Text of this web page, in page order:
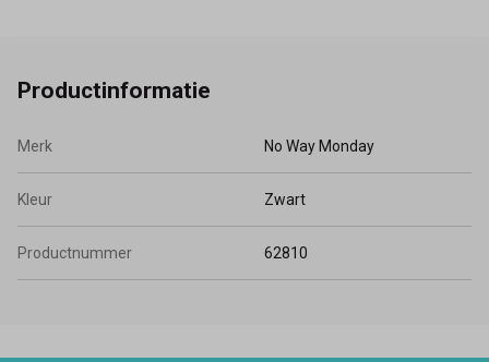
Productinformatie
Merk No Way Monday
Kleur Zwart
Productnummer 62810